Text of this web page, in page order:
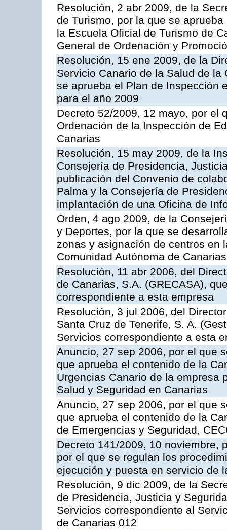
Resolución, 2 abr 2009, de la
de Turismo, por la que se
la Escuela Oficial de Turismo de
General de Ordenación y
Resolución, 15 ene 2009, de la
Servicio Canario de la Salud de
se aprueba el Plan de Inspección
para el año 2009
Decreto 52/2009, 12 mayo, por el
Ordenación de la Inspección de
Canarias
Resolución, 15 may 2009, de la
Consejería de Presidencia,
publicación del Convenio de
Palma y la Consejería de
implantación de una Oficina de
Orden, 4 ago 2009, de la
y Deportes, por la que se
zonas y asignación de centros en
Comunidad Autónoma de Canarias
Resolución, 11 abr 2006, del
de Canarias, S.A. (GRECASA),
correspondiente a esta empresa
Resolución, 3 jul 2006, del
Santa Cruz de Tenerife, S. A.
Servicios correspondiente a esta
Anuncio, 27 sep 2006, por el que
que aprueba el contenido de la
Urgencias Canario de la empresa
Salud y Seguridad en Canarias
Anuncio, 27 sep 2006, por el que
que aprueba el contenido de la
de Emergencias y Seguridad,
Decreto 141/2009, 10 noviembre,
por el que se regulan los
ejecución y puesta en servicio de
Resolución, 9 dic 2009, de la
de Presidencia, Justicia y
Servicios correspondiente al
de Canarias 012